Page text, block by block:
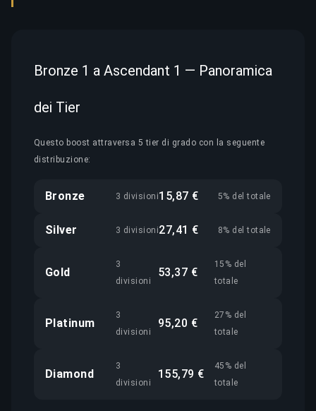
Bronze 1 a Ascendant 1 — Panoramica
dei Tier
Questo boost attraversa 5 tier di grado con la seguente
distribuzione:
Bronze 3 divisioni15,87 € 5% del totale
Silver 3 divisioni27,41 € 8% del totale
Gold
3
divisioni
53,37 €
15% del
totale
Platinum
3
divisioni
95,20 €
27% del
totale
Diamond
3
divisioni
155,79 €
45% del
totale